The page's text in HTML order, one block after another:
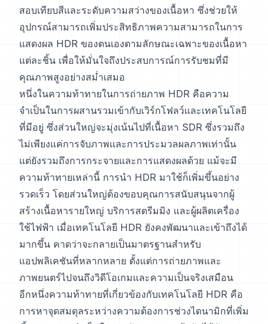
สอบเทียบสีและระดับความสว่างของเนื้อหา ซึ่งช่วยให้
อุปกรณ์สามารถเพิ่มประสิทธิภาพความสามารถในการ
แสดงผล HDR ของตนเองตามลักษณะเฉพาะของเนื้อหา
แต่ละชิ้น เพื่อให้มั่นใจถึงประสบการณ์การรับชมที่มี
คุณภาพสูงอย่างสม่ำเสมอ
หนึ่งในความท้าทายในการถ่ายภาพ HDR คือความ
จำเป็นในการผสานรวมเข้ากับเวิร์กโฟลว์และเทคโนโลยี
ที่มีอยู่ ซึ่งส่วนใหญ่จะมุ่งเน้นไปที่เนื้อหา SDR ซึ่งรวมถึง
ไม่เพียงแค่การจับภาพและการประมวลผลภาพเท่านั้น
แต่ยังรวมถึงการกระจายและการแสดงผลด้วย แม้จะมี
ความท้าทายเหล่านี้ การนำ HDR มาใช้ก็เพิ่มขึ้นอย่าง
รวดเร็ว โดยส่วนใหญ่ต้องขอบคุณการสนับสนุนจากผู้
สร้างเนื้อหารายใหญ่ บริการสตรีมมิง และผู้ผลิตเครื่อง
ใช้ไฟฟ้า เมื่อเทคโนโลยี HDR ยังคงพัฒนาและเข้าถึงได้
มากขึ้น คาดว่าจะกลายเป็นมาตรฐานสำหรับ
แอปพลิเคชันที่หลากหลาย ตั้งแต่การถ่ายภาพและ
ภาพยนตร์ไปจนถึงวิดีโอเกมและความเป็นจริงเสมือน
อีกหนึ่งความท้าทายที่เกี่ยวข้องกับเทคโนโลยี HDR คือ
การหาจุดสมดุลระหว่างความต้องการช่วงไดนามิกที่เพิ่ม